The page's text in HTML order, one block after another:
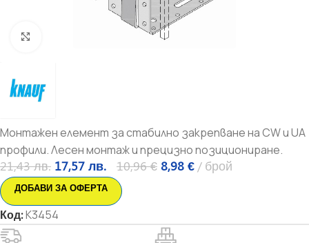
Монтажен елемент за стабилно закрепване на CW и UA
профили. Лесен монтаж и прецизно позициониране.
21,43лв. 17,57 лв. 10,96€ 8,98 € брой
ДОБАВИ ЗА ОФЕРТА
Код:K3454